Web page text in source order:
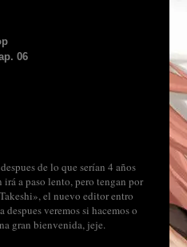
06
de lo que serían 4 años
irá a paso lento, pero tengan por
el nuevo editor entro
despues veremos si hacemos o
gran bienvenida, jeje.